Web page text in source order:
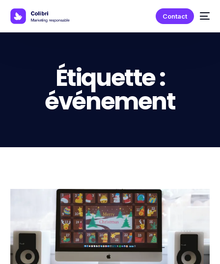
Contact
Étiquette :
événement